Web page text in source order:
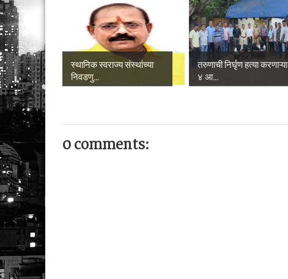
स्थानिक स्वराज्य संस्थांच्या
निवडणु...
तरुणाची निर्घृण हत्या करणाऱ्या
४ आ...
0 comments: